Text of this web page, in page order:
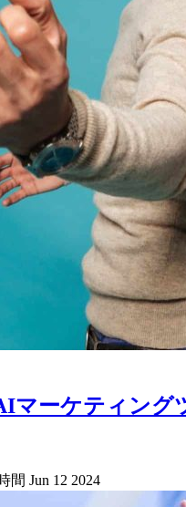
マーケティング
間 Jun 12 2024